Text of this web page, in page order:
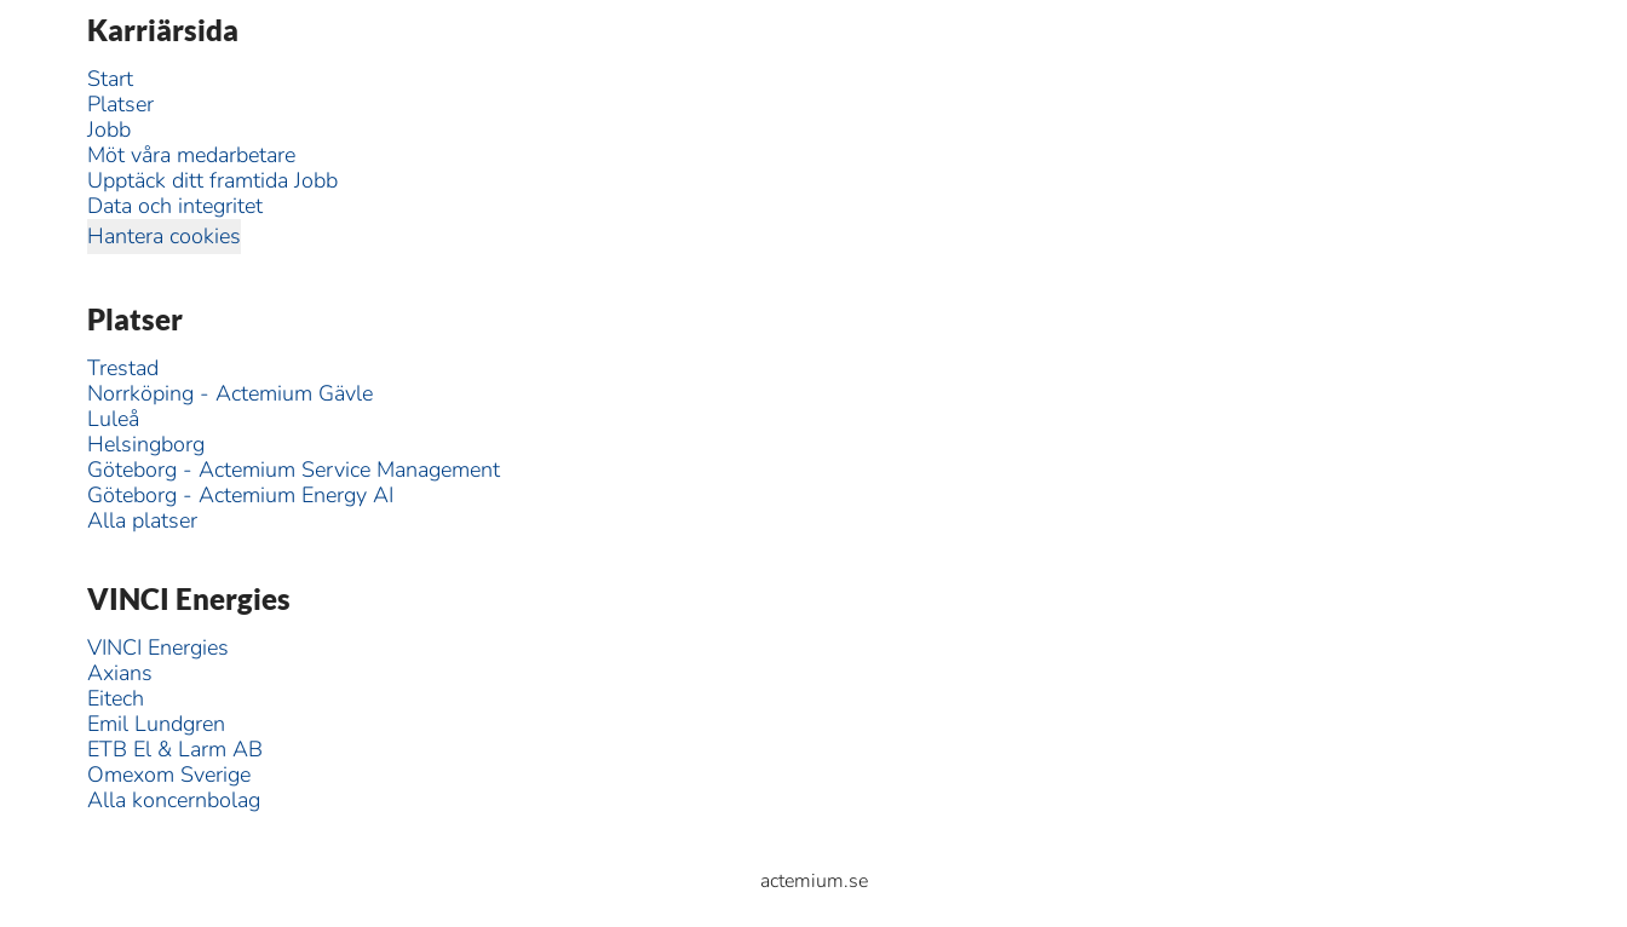
Karriärsida
Start
Platser
Jobb
Möt våra medarbetare
Upptäck ditt framtida Jobb
Data och integritet
Hantera cookies
Platser
Trestad
Norrköping - Actemium Gävle
Luleå
Helsingborg
Göteborg - Actemium Service Management
Göteborg - Actemium Energy AI
Alla platser
VINCI Energies
VINCI Energies
Axians
Eitech
Emil Lundgren
ETB El & Larm AB
Omexom Sverige
Alla koncernbolag
actemium.se